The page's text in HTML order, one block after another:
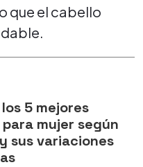
que el cabello
5 mejores
mujer según
sus variaciones